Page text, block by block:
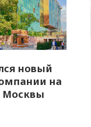
новый
на
Москвы